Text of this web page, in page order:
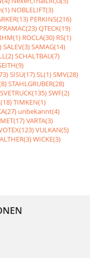
NOBLELIFT(3)
PERKINS(216)
PRAMAC(23)QTECK(19)
ROCLA(30) RS(1)
SALEV(3)SAMAG(14)
SCHALTBAU(7)
SISU(17)SL(1)SMV(28)
STAHLGRUBER(28)
SVETRUCK(135)SWF(2)
TIMKEN(1)
unbekannt(4)
VARTA(3)
VULKAN(5)
WICKE(3)